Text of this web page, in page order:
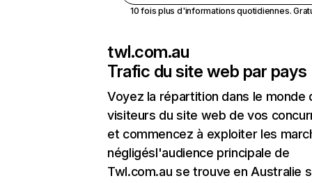
10 fois plus d'informations quotidiennes.
twl.com.au
Trafic du site web par pays
Voyez la répartition dans le monde
visiteurs du site web de vos
et commencez à exploiter les
négligésl'audience principale de
Twl.com.au se trouve en Australie